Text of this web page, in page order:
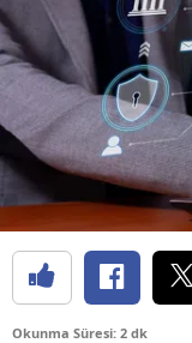
Okunma Süresi: 2 dk